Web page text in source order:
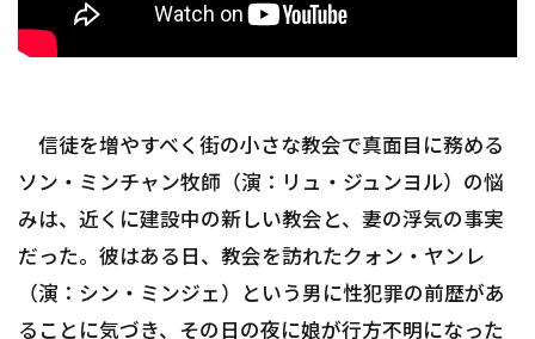
信徒を増やすべく街の小さな教会で真面目に務める
ソン・ミンチャン牧師（演：リュ・ジュンヨル）の悩
みは、近くに建設中の新しい教会と、妻の浮気の事実
だった。彼はある日、教会を訪れたクォン・ヤンレ
（演：シン・ミンジェ）という男に性犯罪の前歴があ
ることに気づき、その日の夜に娘が行方不明になった